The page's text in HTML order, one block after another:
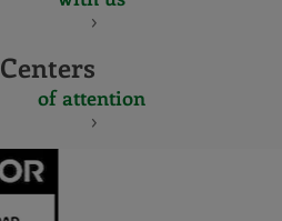
Centers
of attention